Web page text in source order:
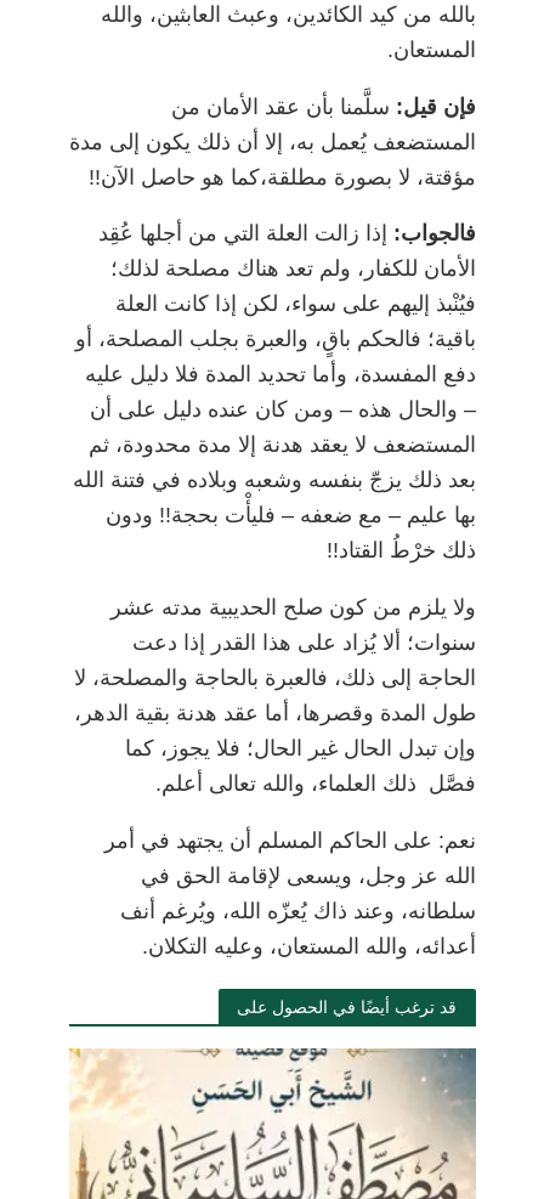
بالله من كيد الكائدين، وعبث العابثين، والله
المستعان.
فإن قيل: سلَّمنا بأن عقد الأمان من
المستضعف يُعمل به، إلا أن ذلك يكون إلى مدة
مؤقتة، لا بصورة مطلقة،كما هو حاصل الآن!!
فالجواب: إذا زالت العلة التي من أجلها عُقِد
الأمان للكفار، ولم تعد هناك مصلحة لذلك؛
فيُنْبذ إليهم على سواء، لكن إذا كانت العلة
باقية؛ فالحكم باقٍ، والعبرة بجلب المصلحة، أو
دفع المفسدة، وأما تحديد المدة فلا دليل عليه
– والحال هذه – ومن كان عنده دليل على أن
المستضعف لا يعقد هدنة إلا مدة محدودة، ثم
بعد ذلك يزجّ بنفسه وشعبه وبلاده في فتنة الله
بها عليم– مع ضعفه– فليأْت بحجة!! ودون
ذلك خرْطُ القتاد!!
ولا يلزم من كون صلح الحديبية مدته عشر
سنوات؛ ألا يُزاد على هذا القدر إذا دعت
الحاجة إلى ذلك، فالعبرة بالحاجة والمصلحة، لا
طول المدة وقصرها،
أما عقد هدنة بقية الدهر،
وإن تبدل الحال غير الحال؛ فلا يجوز، كما
فصَّل ذلك العلماء، والله تعالى أعلم.
نعم: على الحاكم المسلم أن يجتهد في أمر
الله عز وجل، ويسعى لإقامة الحق في
سلطانه، وعند ذاك يُعزّه الله، ويُرغم أنف
أعدائه، والله المستعان، وعليه التكلان.
قد ترغب أيضًا في الحصول على